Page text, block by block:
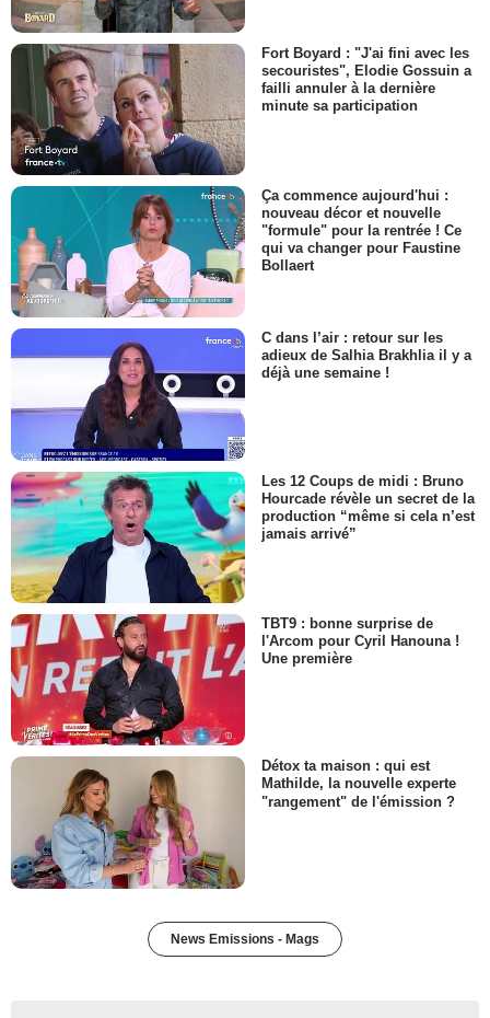
Fort Boyard : "J'ai fini avec les
secouristes", Elodie Gossuin a
failli annuler à la dernière
minute sa participation
Ça commence aujourd'hui :
nouveau décor et nouvelle
"formule" pour la rentrée ! Ce
qui va changer pour Faustine
Bollaert
C dans l’air : retour sur les
adieux de Salhia Brakhlia il y a
déjà une semaine !
Les 12 Coups de midi : Bruno
Hourcade révèle un secret de la
production “même si cela n’est
jamais arrivé”
TBT9 : bonne surprise de
l'Arcom pour Cyril Hanouna !
Une première
Détox ta maison : qui est
Mathilde, la nouvelle experte
"rangement" de l'émission ?
News Emissions - Mags